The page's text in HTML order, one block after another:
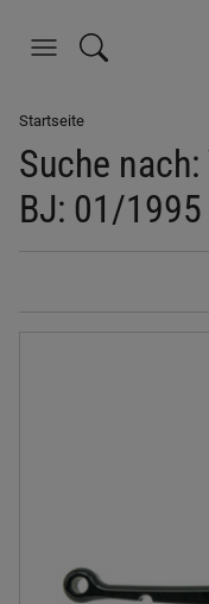
Startseite
Suche
BJ: 01/